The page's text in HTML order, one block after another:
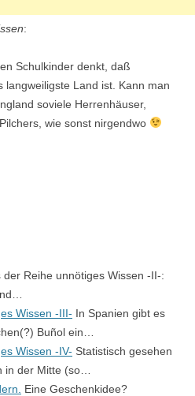
:
Schulkinder denkt, daß
langweiligste Land ist. Kann man
soviele Herrenhäuser,
wie sonst nirgendwo
der Reihe unnötiges Wissen -II-:
Wissen -III- In Spanien gibt es
Buñol ein…
Wissen -IV- Statistisch gesehen
in der Mitte (so…
Eine Geschenkidee?